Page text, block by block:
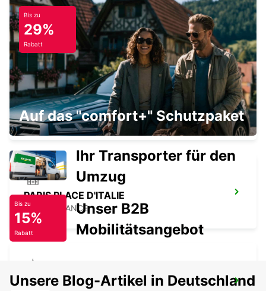
PARIS BAHNHOF SAINT-LAZARE
PARIS - FRANCE
FLUGHAFEN PARIS-ORLY
ORLY - FRANCE
PARIS PLACE D'ITALIE
PARIS - FRANCE
IVRY-SUR-SEINE
Bis zu
29%
Rabatt
Auf das "comfort+" Schutzpaket
Ihr Transporter für den
Umzug
Bis zu
15%
Rabatt
Unser B2B
Mobilitätsangebot
Unsere Blog-Artikel in Deutschland